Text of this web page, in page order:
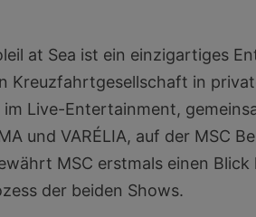
at Sea ist ein einzigartiges
Kreuzfahrtgesellschaft in
Live-Entertainment,
und VARÉLIA, auf der MSC
MSC erstmals einen
der beiden Shows.